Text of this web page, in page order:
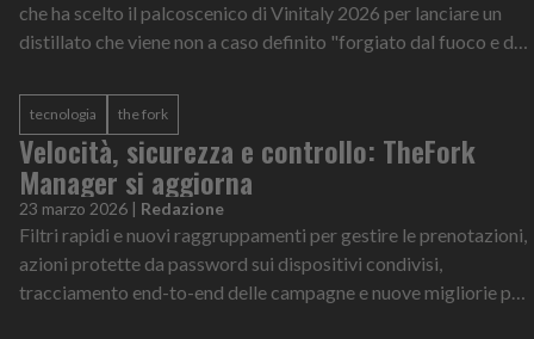
che ha scelto il palcoscenico di Vinitaly 2026 per lanciare un
distillato che viene non a caso definito "forgiato dal fuoco e dal
tecnologia the fork
Velocità, sicurezza e controllo: TheFork
Manager si aggiorna
23 marzo 2026 | Redazione
Filtri rapidi e nuovi raggruppamenti per gestire le prenotazioni,
azioni protette da password sui dispositivi condivisi,
tracciamento end-to-end delle campagne e nuove migliorie per